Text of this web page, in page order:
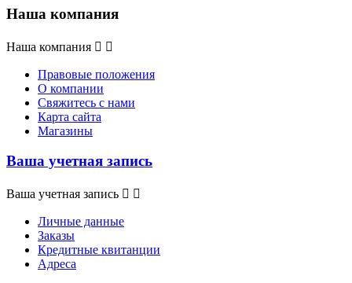
Наша компания
Наша компания  
Правовые положения
О компании
Свяжитесь с нами
Карта сайта
Магазины
Ваша учетная запись
Ваша учетная запись  
Личные данные
Заказы
Кредитные квитанции
Адреса